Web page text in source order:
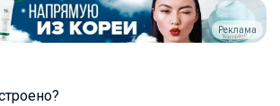
Реклама